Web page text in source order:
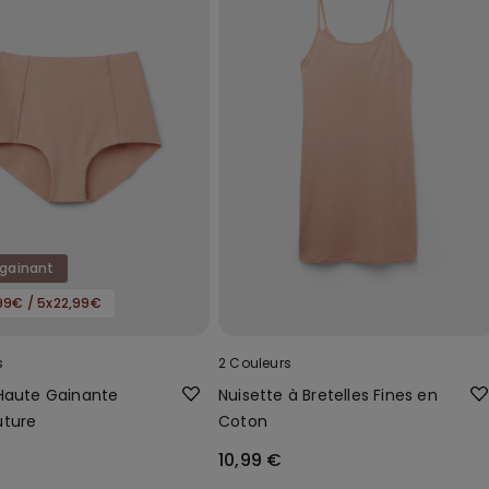
/ 5x22,99€
Gainante
2 Couleurs
Nuisette à Bretelles Fines en
Coton
10,99 €